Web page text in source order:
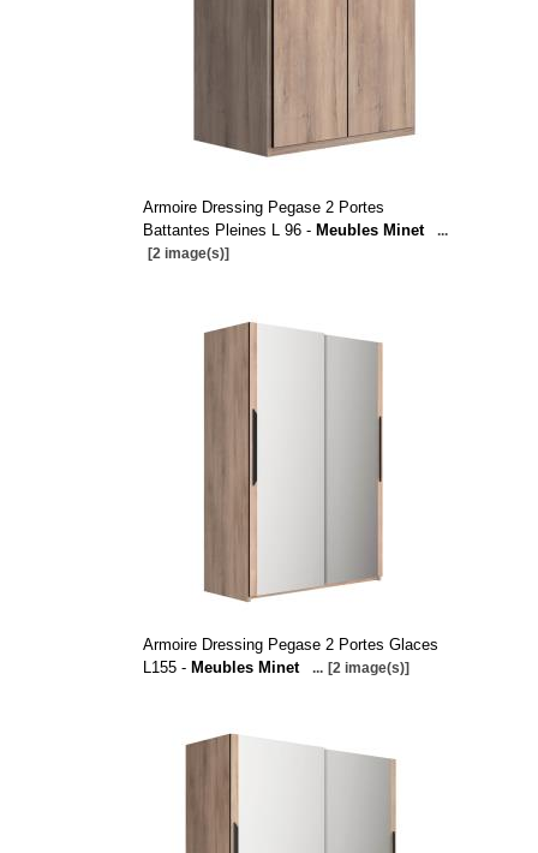
Armoire Dressing Pegase 2 Portes
Battantes Pleines L 96 - Meubles Minet
...
[2 image(s)]
Armoire Dressing Pegase 2 Portes Glaces
L155 - Meubles Minet ... [2 image(s)]